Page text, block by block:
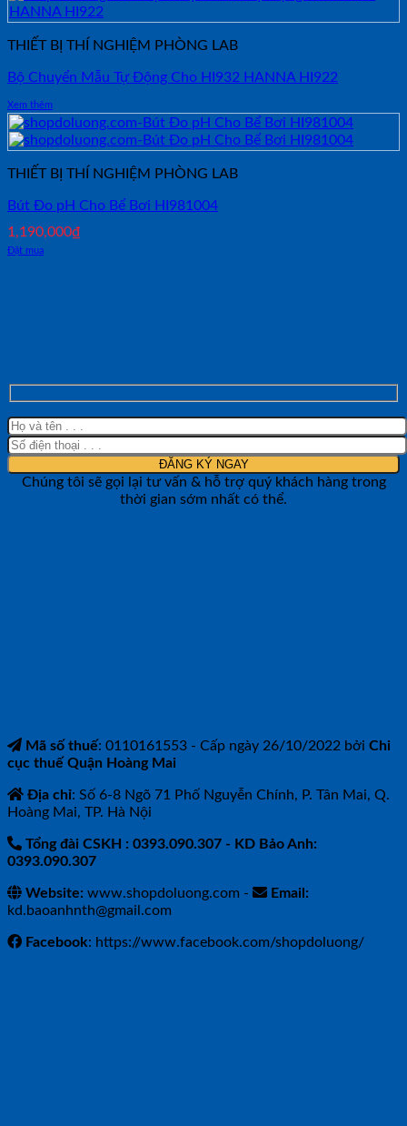
THIẾT BỊ THÍ NGHIỆM PHÒNG LAB
Bộ Chuyển Mẫu Tự Động Cho HI932 HANNA HI922
Xem thêm
THIẾT BỊ THÍ NGHIỆM PHÒNG LAB
Bút Đo pH Cho Bể Bơi HI981004
1,190,000₫
Đặt mua
Chúng tôi sẽ gọi lại tư vấn & hỗ trợ quý khách hàng trong
thời gian sớm nhất có thể.
Mã số thuế: 0110161553 - Cấp ngày 26/10/2022 bởi Chi
cục thuế Quận Hoàng Mai
Địa chỉ: Số 6-8 Ngõ 71 Phố Nguyễn Chính, P. Tân Mai, Q.
Hoàng Mai, TP. Hà Nội
Tổng đài CSKH : 0393.090.307 - KD Bảo Anh:
0393.090.307
Website: www.shopdoluong.com -
Email:
kd.baoanhnth@gmail.com
Facebook: https://www.facebook.com/shopdoluong/